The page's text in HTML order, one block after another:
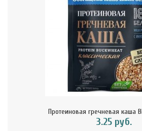
Протеиновая гречневая каша
3.25 руб.